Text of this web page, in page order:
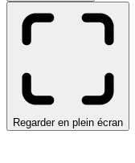
Regarder en plein écran